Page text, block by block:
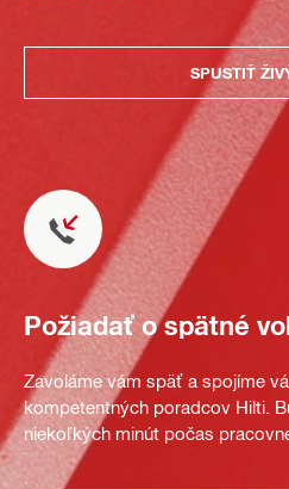
SPUSTIŤ
Požiadať o spätné
Zavoláme vám späť a spojíme
kompetentných poradcov Hilti.
niekoľkých minút počas